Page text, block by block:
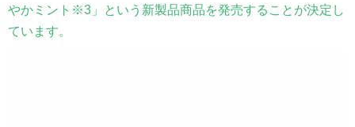
やかミント※3」という新製品商品を発売することが決定し
ています。